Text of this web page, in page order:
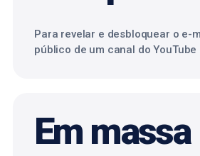
Para revelar e desbloquear o e-
público de um canal do YouTube
Em massa